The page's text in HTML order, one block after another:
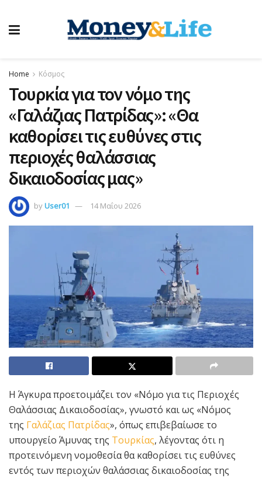
Home Κόσμος
Τουρκία για τον νόμο της
«Γαλάζιας Πατρίδας»: «Θα
καθορίσει τις ευθύνες στις
περιοχές θαλάσσιας
δικαιοδοσίας μας»
byUser01 14 Μαΐου 2026
Η Άγκυρα προετοιμάζει τον «Νόμο για τις Περιοχές
Θαλάσσιας Δικαιοδοσίας», γνωστό και ως «Νόμος
της Γαλάζιας Πατρίδας», όπως επιβεβαίωσε το
υπουργείο Άμυνας της Τουρκίας, λέγοντας ότι η
προτεινόμενη νομοθεσία θα καθορίσει τις ευθύνες
εντός των περιοχών θαλάσσιας δικαιοδοσίας της